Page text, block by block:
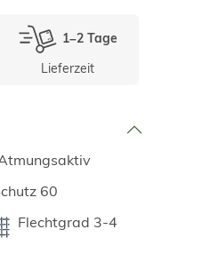
1–2 Tage
Lieferzeit
60
Flechtgrad 3-4